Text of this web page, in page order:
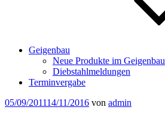
Geigenbau
Neue Produkte im Geigenbau
Diebstahlmeldungen
Terminvergabe
Veröffentlicht
05/09/201114/11/2016 von admin